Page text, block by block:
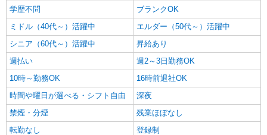
時給1500円〜2125円 ＜日払い有/週払い有/交
通費全支給(ガソリン代含む)＞
西尾市 最寄り：西尾駅
詳細を見る
派遣社員
株式会社kotrio /●NG-H-2031058
NEW
西尾駅＊年齢不問◎未経験から安定した業界
学歴不問
ブランクOK
ミドル（40代～）活躍中
エルダー（50代～）活躍中
シニア（60代～）活躍中
昇給あり
週払い
週2～3日勤務OK
10時～勤務OK
16時前退社OK
時間や曜日が選べる・シフト自由
深夜
禁煙・分煙
残業ほぼなし
転勤なし
登録制